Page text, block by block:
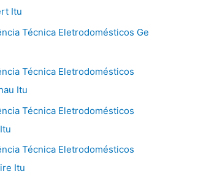
Itu
Técnica Eletrodomésticos Ge
Técnica Eletrodomésticos
Itu
Técnica Eletrodomésticos
Técnica Eletrodomésticos
Itu